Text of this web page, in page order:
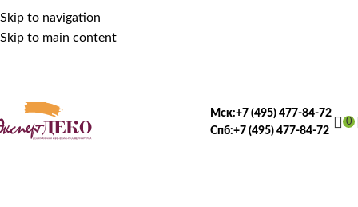
Skip to navigation
Skip to main content
Мск:+7 (495) 477-84-72
Спб:+7 (495) 477-84-72
0